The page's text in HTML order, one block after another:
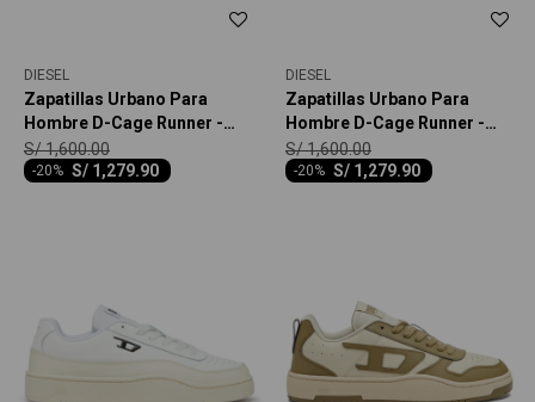
DIESEL
Zapatillas Urbano Para
Hombre D-Cage Runner -
Multicolor
S/ 1,279.90
-20
S/1,600.00
DIESEL
Zapatillas Urbano Para
Hombre D-Cage Runner -
Negro
S/ 1,279.90
-20
S/1,600.00